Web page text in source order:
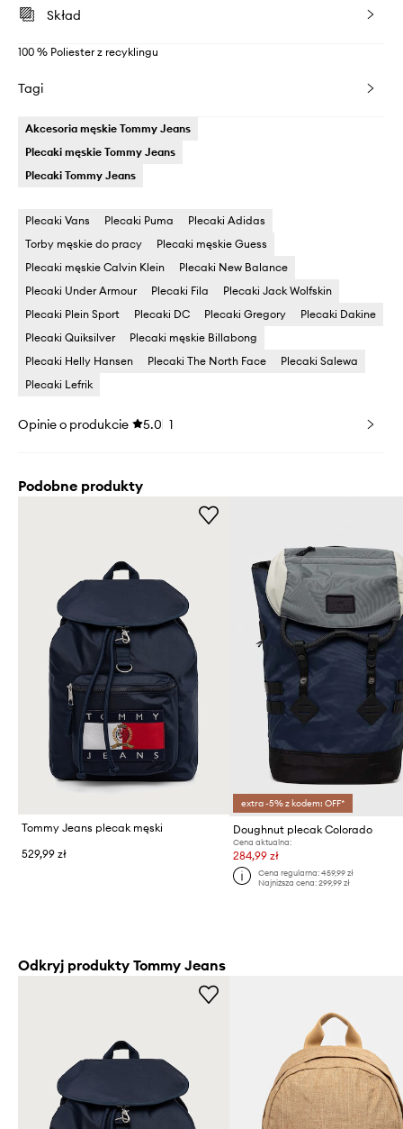
Skład
100 % Poliester z recyklingu
Tagi
Akcesoria męskie Tommy Jeans
Plecaki męskie Tommy Jeans
Plecaki Tommy Jeans
Plecaki Vans Plecaki Puma
Plecaki Adidas
Torby męskie do pracy
Plecaki męskie Guess
Plecaki męskie Calvin Klein
Plecaki New Balance
Plecaki Under Armour
Plecaki Fila
Plecaki Jack Wolfskin
Plecaki Plein Sport
Plecaki DC Plecaki Gregory
Plecaki Dakine
Plecaki Quiksilver
Plecaki męskie Billabong
Plecaki Helly Hansen
Plecaki The North Face
Plecaki Salewa
Plecaki Lefrik
Opinie o produkcie 5.0 1
Podobne produkty
Tommy Jeans plecak męski
529,99 zł
extra -5% z kodem: OFF*
Doughnut plecak Colorado
Cena aktualna:
284,99 zł
Cena regularna: 459,99 zł
Najniższa cena: 299,99 zł
Odkryj produkty Tommy Jeans